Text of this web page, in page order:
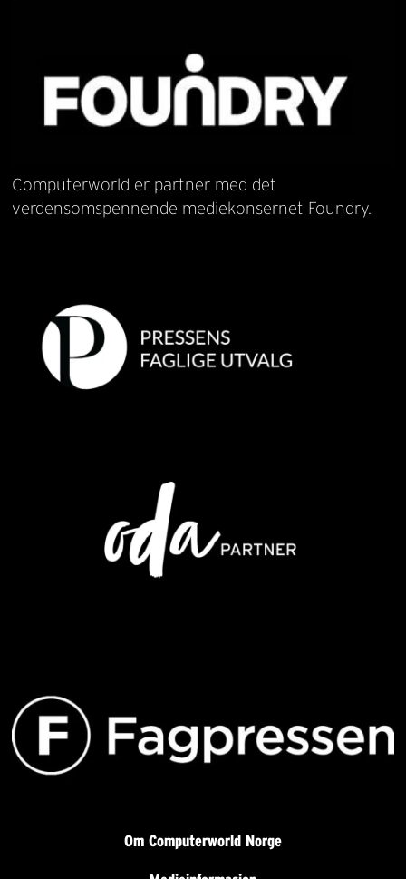
Computerworld er partner med det
verdensomspennende mediekonsernet Foundry.
Om Computerworld Norge